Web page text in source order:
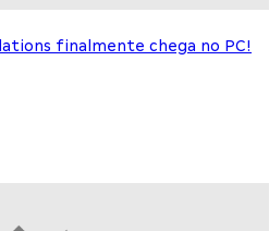
finalmente chega no PC!